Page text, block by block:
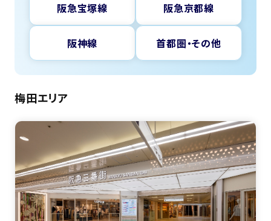
阪急宝塚線 阪急京都線
阪神線 首都圏・その他
梅田エリア